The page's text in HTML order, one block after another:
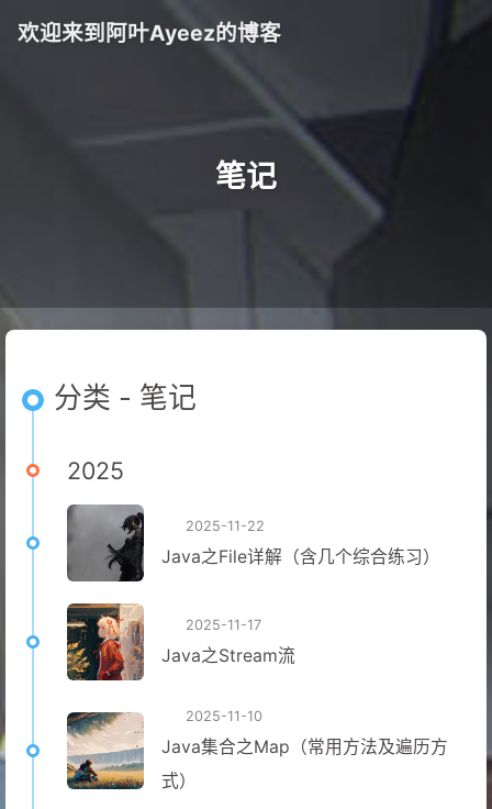
欢迎来到阿叶Ayeez的博客
笔记
分类 - 笔记
2025
2025-11-22
Java之File详解（含几个综合练习）
2025-11-17
Java之Stream流
2025-11-10
Java集合之Map（常用方法及遍历方
式）